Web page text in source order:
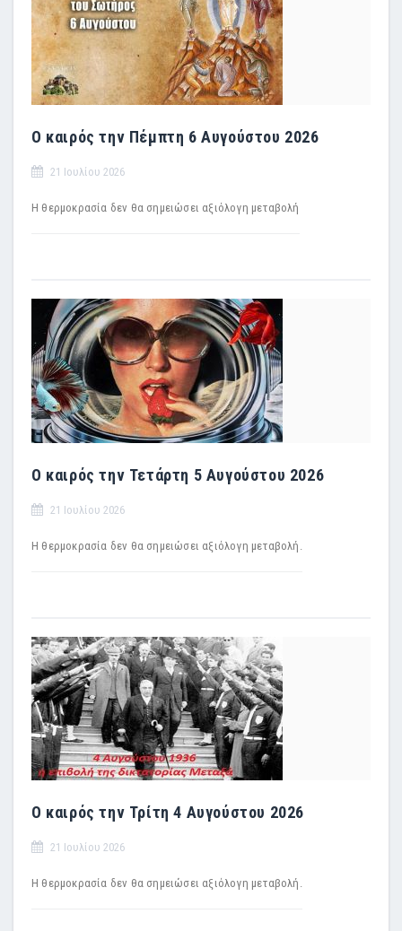
Ο καιρός την Πέμπτη 6 Αυγούστου 2026
21 Ιουλίου 2026
H θερμοκρασία δεν θα σημειώσει αξιόλογη μεταβολή
Ο καιρός την Τετάρτη 5 Αυγούστου 2026
21 Ιουλίου 2026
Η θερμοκρασία δεν θα σημειώσει αξιόλογη μεταβολή.
Ο καιρός την Τρίτη 4 Αυγούστου 2026
21 Ιουλίου 2026
Η θερμοκρασία δεν θα σημειώσει αξιόλογη μεταβολή.